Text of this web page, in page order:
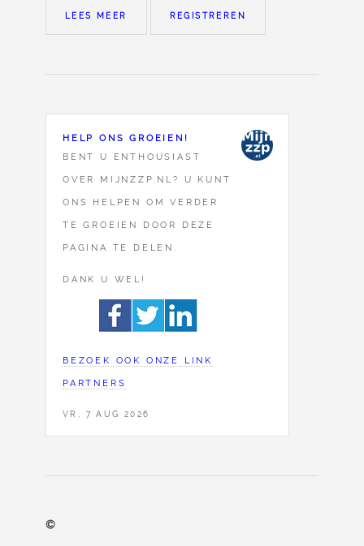
LEES MEER REGISTREREN
HELP ONS GROEIEN!
BENT U ENTHOUSIAST
OVER MIJNZZP.NL? U KUNT
ONS HELPEN OM VERDER
TE GROEIEN DOOR DEZE
PAGINA TE DELEN.
DANK U WEL!
BEZOEK OOK ONZE LINK
PARTNERS
VR, 7 AUG 2026
©